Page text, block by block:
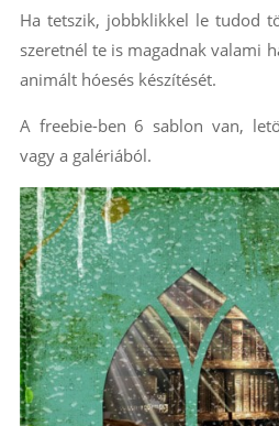
Ha tetszik, jobbklikkel le tudod
szeretnél te is magadnak valami
animált hóesés készítését.
A freebie-ben 6 sablon van,
vagy a galériából.